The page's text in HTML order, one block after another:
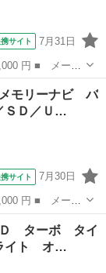
サイト 7月31日
名： ＸＣ Ｌ
ルーズコント
モリーナビ バ
ＳＤ／Ｕ…
サイト 7月30日
名： ＸＬ 社
／ＵＳＢ／フル
Ｄ ターボ タイ
イト オ…